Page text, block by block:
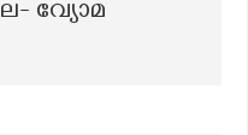
വ്യോമ